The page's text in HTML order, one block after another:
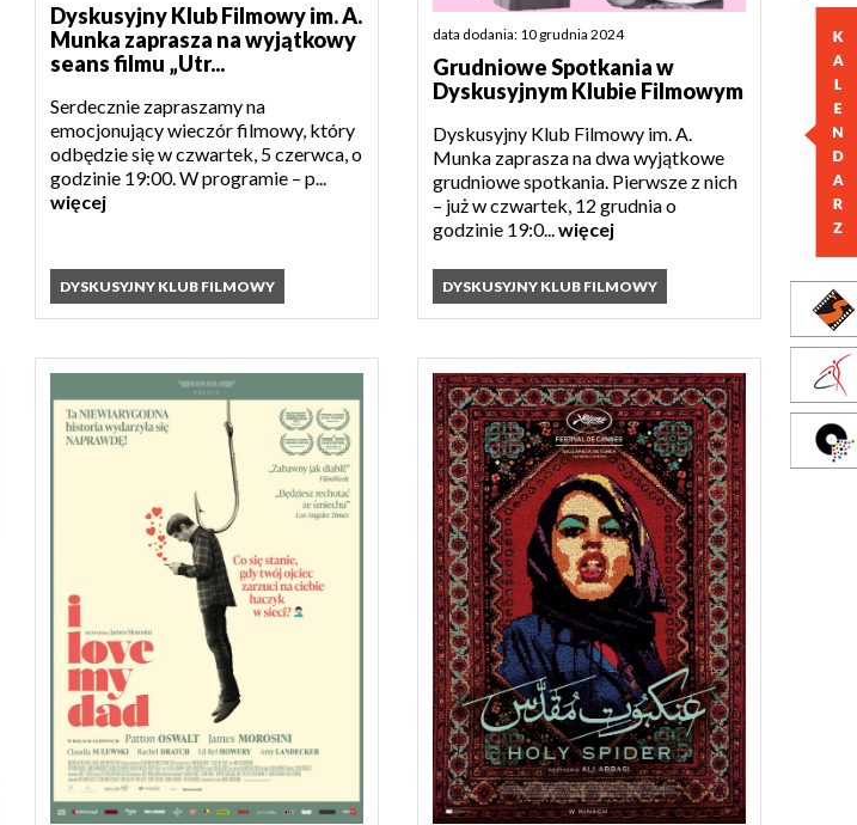
Dyskusyjny Klub Filmowy im. A.
Munka zaprasza na wyjątkowy
seans filmu „Utr...
Serdecznie zapraszamy na
emocjonujący wieczór filmowy, który
odbędzie się w czwartek, 5 czerwca, o
godzinie 19:00. W programie – p...
więcej
DYSKUSYJNY KLUB FILMOWY
data dodania: 10 grudnia 2024
Grudniowe Spotkania w
Dyskusyjnym Klubie Filmowym
Dyskusyjny Klub Filmowy im. A.
Munka zaprasza na dwa wyjątkowe
grudniowe spotkania. Pierwsze z nich
– już w czwartek, 12 grudnia o
godzinie 19:0...więcej
DYSKUSYJNY KLUB FILMOWY